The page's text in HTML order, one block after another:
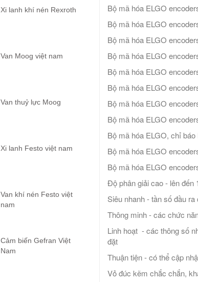
Bộ mã hóa ELGO
Bộ mã hóa ELGO
Bộ mã hóa ELGO
Bộ mã hóa ELGO
Bộ mã hóa ELGO
Bộ mã hóa ELGO
Bộ mã hóa ELGO
Bộ mã hóa ELGO
Bộ mã hóa ELGO, chỉ
Bộ mã hóa ELGO
Bộ mã hóa ELGO
Độ phân giải cao - lên đến
Siêu nhanh - tần số đầu
Thông minh - các chức
Linh hoạt - các thông số
đặt
Thuận tiện - có thể cập
Vỏ đúc kẽm chắc chắn,
Xi lanh khí nén Rexroth
Van Moog việt nam
Van thuỷ lực Moog
Xi lanh Festo việt nam
Van khí nén Festo việt
nam
Cảm biến Gefran Việt
Nam